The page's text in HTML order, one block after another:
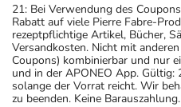
21: Bei Verwendung des
Rabatt auf viele Pierre Fabre-
rezeptpflichtige Artikel, Bücher,
Versandkosten. Nicht mit
Coupons) kombinierbar und nur
und in der APONEO App. Gültig:
solange der Vorrat reicht. Wir
zu beenden. Keine Barauszahlung.